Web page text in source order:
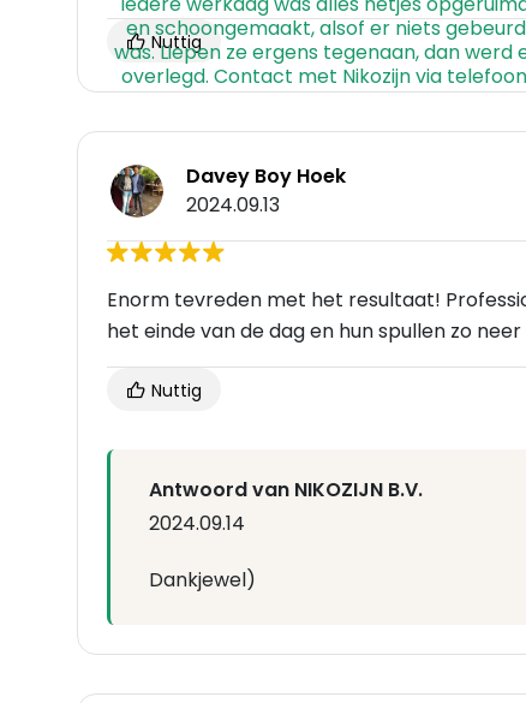
Nuttig
Davey Boy Hoek
2024.09.13
Enorm tevreden met het resultaat!
het einde van de dag en hun spullen zo
Nuttig
Antwoord van NIKOZIJN B.V.
2024.09.14
Dankjewel)